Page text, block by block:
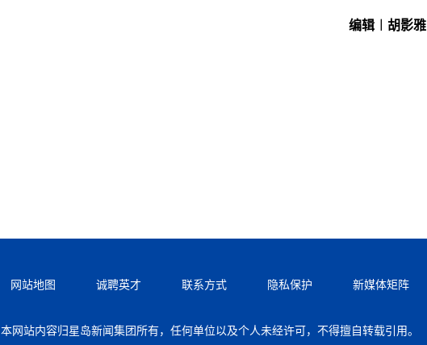
编辑︱胡影雅
网站地图 诚聘英才 联系方式 隐私保护 新媒体矩阵
本网站内容归星岛新闻集团所有，任何单位以及个人未经许可，不得擅自转载引用。